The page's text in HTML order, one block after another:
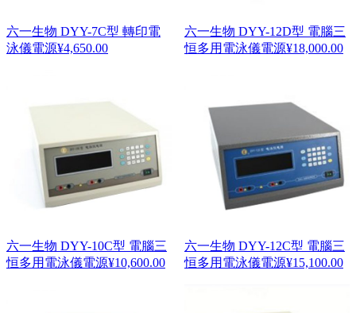
六一生物 DYY-7C型 轉印電
泳儀電源¥4,650.00
六一生物 DYY-12D型 電腦三
恒多用電泳儀電源¥18,000.00
六一生物 DYY-10C型 電腦三
恒多用電泳儀電源¥10,600.00
六一生物 DYY-12C型 電腦三
恒多用電泳儀電源¥15,100.00